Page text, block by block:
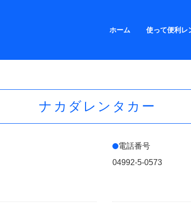
ホーム 使って便利レ
ナカダレンタカー
電話番号
04992-5-0573